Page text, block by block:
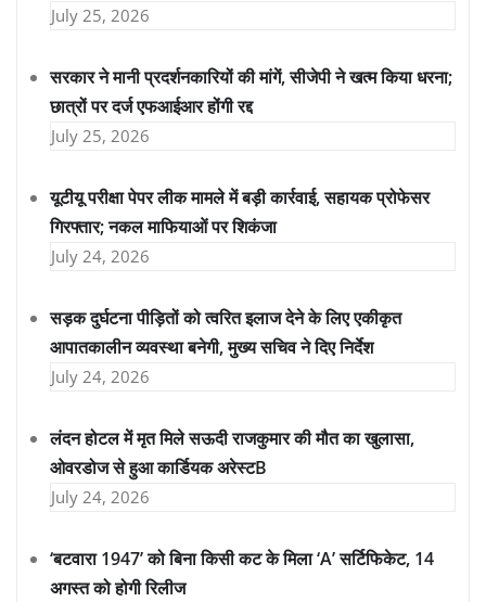
July 25, 2026
सरकार ने मानी प्रदर्शनकारियों की मांगें, सीजेपी ने खत्म किया धरना;
छात्रों पर दर्ज एफआईआर होंगी रद्द
July 25, 2026
यूटीयू परीक्षा पेपर लीक मामले में बड़ी कार्रवाई, सहायक प्रोफेसर
गिरफ्तार; नकल माफियाओं पर शिकंजा
July 24, 2026
सड़क दुर्घटना पीड़ितों को त्वरित इलाज देने के लिए एकीकृत
आपातकालीन व्यवस्था बनेगी, मुख्य सचिव ने दिए निर्देश
July 24, 2026
लंदन होटल में मृत मिले सऊदी राजकुमार की मौत का खुलासा,
ओवरडोज से हुआ कार्डियक अरेस्टB
July 24, 2026
‘बटवारा 1947’ को बिना किसी कट के मिला ‘A’ सर्टिफिकेट, 14
अगस्त को होगी रिलीज